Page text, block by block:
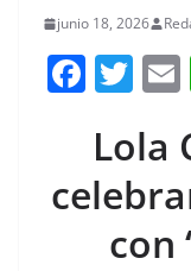
junio 18, 2026
F
c
e
b
T
itt
er l
Lola
con